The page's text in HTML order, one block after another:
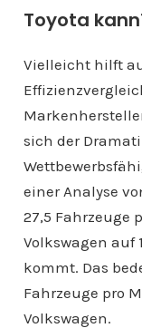
Toyota
Vielleicht hilft
sich der
einer Analyse
27,5 Fahrzeuge
Volkswagen auf
kommt. Das
Fahrzeuge pro
Volkswagen.